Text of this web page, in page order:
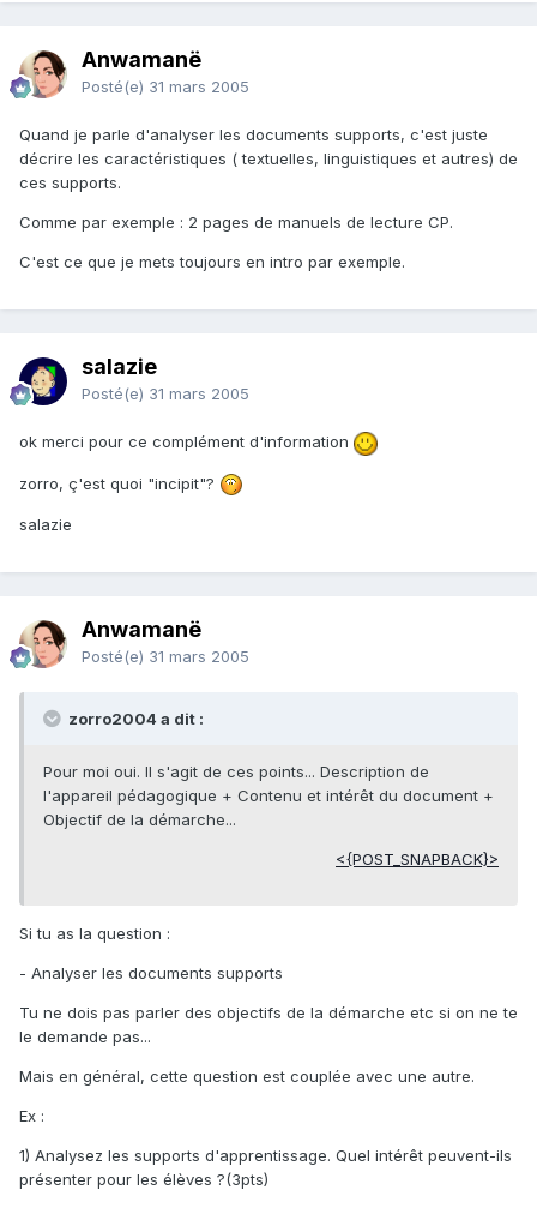
Anwamanë
Posté(e) 31 mars 2005
Quand je parle d'analyser les documents supports, c'est juste
décrire les caractéristiques ( textuelles, linguistiques et autres) de
ces supports.
Comme par exemple : 2 pages de manuels de lecture CP.
C'est ce que je mets toujours en intro par exemple.
salazie
Posté(e) 31 mars 2005
ok merci pour ce complément d'information
zorro, ç'est quoi "incipit"?
salazie
Anwamanë
Posté(e) 31 mars 2005
zorro2004 a dit :
Pour moi oui. Il s'agit de ces points... Description de
l'appareil pédagogique + Contenu et intérêt du document +
Objectif de la démarche...
<{POST_SNAPBACK}>
Si tu as la question :
- Analyser les documents supports
Tu ne dois pas parler des objectifs de la démarche etc si on ne te
le demande pas...
Mais en général, cette question est couplée avec une autre.
Ex :
1) Analysez les supports d'apprentissage. Quel intérêt peuvent-ils
présenter pour les élèves ?(3pts)